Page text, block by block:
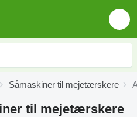
Såmaskiner til mejetærskere
til mejetærskere